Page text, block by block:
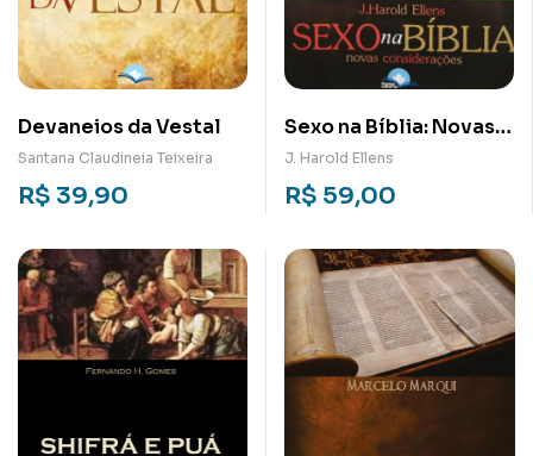
Devaneios da Vestal
Santana Claudineia Teixeira
R$ 39,90
Sexo na Bíblia: Novas
Considerações
J. Harold Ellens
R$ 59,00